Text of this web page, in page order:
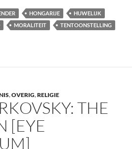
HONGARIJE
HUWELIJK
MORALITEIT
TENTOONSTELLING
,OVERIG,RELIGIE
THE
[EYE